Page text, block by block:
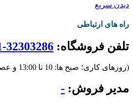
دیدن سریع
راه های ارتباطی
تلفن فروشگاه: 32303286-071
(روزهای کاری؛ صبح ها: 10 تا 13:00 و عصرها 17 تا 21)
مدیر فروش: -